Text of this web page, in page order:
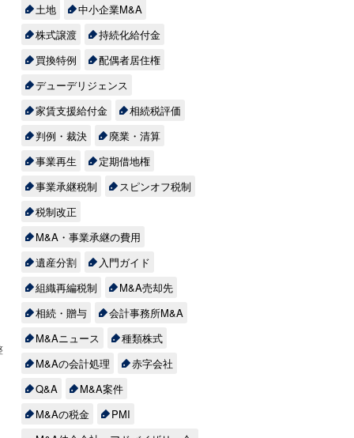
土地
中小企業M&A
株式譲渡
持続化給付金
買換特例
配偶者居住権
デューデリジェンス
家賃支援給付金
相続税評価
判例・裁決
廃業・清算
事業再生
定期借地権
事業承継税制
スピンオフ税制
税制改正
M&A・事業承継の費用
遺産分割
入門ガイド
組織再編税制
M&A売却先
相続・贈与
会計事務所M&A
M&Aニュース
種類株式
M&Aの会計処理
赤字会社
Q&A
M&A案件
M&Aの税金
PMI